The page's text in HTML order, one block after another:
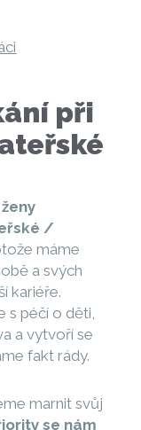
při
/
máme
a svých
kariéře.
s péčí o děti,
a vytvoří se
fakt rády.
marnit svůj
se nám